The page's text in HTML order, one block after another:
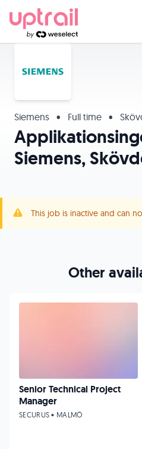
Siemens • Full time •
Siemens,
This job is inactive and can
Other
Senior Technical Project
Manager
SECURUS • MALMÖ